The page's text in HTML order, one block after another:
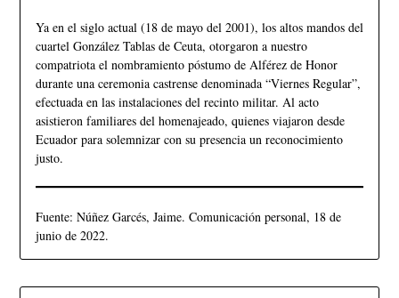
Ya en el siglo actual (18 de mayo del 2001), los altos mandos del
cuartel González Tablas de Ceuta, otorgaron a nuestro
compatriota el nombramiento póstumo de Alférez de Honor
durante una ceremonia castrense denominada “Viernes Regular”,
efectuada en las instalaciones del recinto militar. Al acto
asistieron familiares del homenajeado, quienes viajaron desde
Ecuador para solemnizar con su presencia un reconocimiento
justo.
Fuente: Núñez Garcés, Jaime. Comunicación personal, 18 de
junio de 2022.